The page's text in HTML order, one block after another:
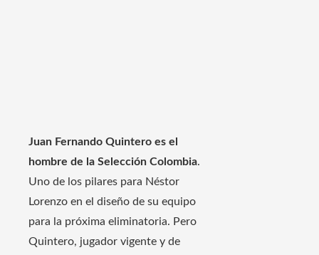
Juan Fernando Quintero es el
hombre de la Selección Colombia.
Uno de los pilares para Néstor
Lorenzo en el diseño de su equipo
para la próxima eliminatoria. Pero
Quintero, jugador vigente y de